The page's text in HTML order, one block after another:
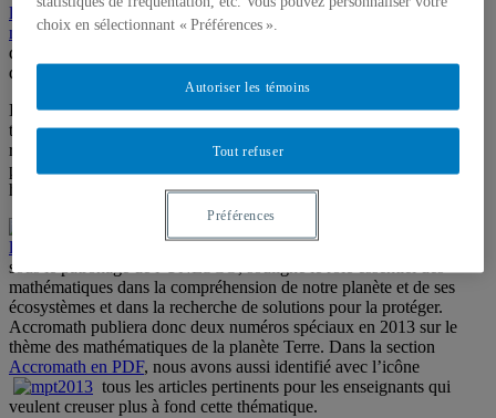
l’Institut des sciences mathématiqueset leCentre de recherches
mathématiques. S’adressant surtout aux étudiants et enseignants
d’école secondaire et de cégep, la revue est distribuée gratuitement
dans les écoles secondaires et les cégeps du Québec.
Le 15 juin 2012, Accromath a reçu le prix Anatole Decerf. Attribué
tous les deux ans par la Société mathématique de France, ce prix
récompense des travaux d’enseignement ou de vulgarisation de la
pédagogie des mathématiques. Les membres du jury ont souligné la
haute qualité scientifique et pédagogique de la revue.
la planète Terre 2013 »(MPT 2013). Cette initiative internationale,
sous le patronage de l’UNESCO, souligne le rôle essentiel des
mathématiques dans la compréhension de notre planète et de ses
écosystèmes et dans la recherche de solutions pour la protéger.
Accromath publiera donc deux numéros spéciaux en 2013 sur le
thème des mathématiques de la planète Terre. Dans la section
Accromath en PDF, nous avons aussi identifié avec l’icône
tous les articles pertinents pour les enseignants qui
veulent creuser plus à fond cette thématique.
choix en sélectionnant « Préférences ».
Tout refuser
Autoriser les témoins
Préférences